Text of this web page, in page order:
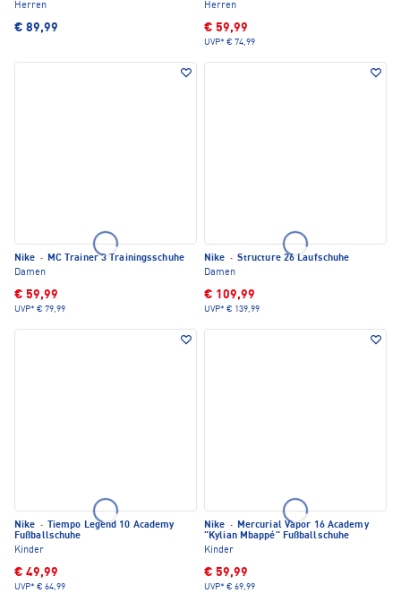
Herren
€ 89,99
Herren
€ 59,99
UVP* € 74,99
Nike · MC Trainer 3 Trainingsschuhe
Damen
€ 59,99
UVP* € 79,99
Nike · Structure 26 Laufschuhe
Damen
€ 109,99
UVP* € 139,99
Nike ·
Tiempo Legend 10 Academy
Fußballschuhe
Kinder
€ 49,99
UVP* € 64,99
Nike · Mercurial Vapor 16 Academy
"Kylian Mbappé" Fußballschuhe
Kinder
€ 59,99
UVP* € 69,99